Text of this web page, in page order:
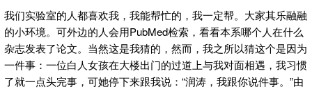
我们实验室的人都喜欢我，我能帮忙的，我一定帮。大家其乐融融
的小环境。可外边的人会用PubMed检索，看看本系哪个人在什么
杂志发表了论文。当然这是我猜的，然而，我之所以猜这个是因为
一件事：一位白人女孩在大楼出门的过道上与我对面相遇，我习惯
了就一点头完事，可她停下来跟我说：“润涛，我跟你说件事。”由